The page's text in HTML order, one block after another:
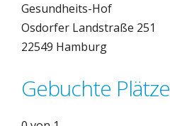
Gesundheits-Hof
Osdorfer Landstraße 251
22549 Hamburg
Gebuchte Plätze